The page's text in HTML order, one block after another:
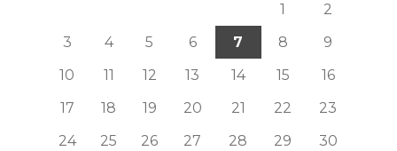
1
2
3
4 5 6 7 8
9
10
11 12 13 14 15
16
17
18 19 20 21 22
23
24
25 26 27 28 29
30